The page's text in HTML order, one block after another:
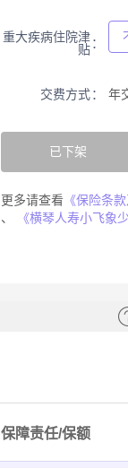
重大疾病住院津
贴
交费方式 年
已下架
更多请查看 《保险条
、
《横琴人寿小飞象
保障责任/保额